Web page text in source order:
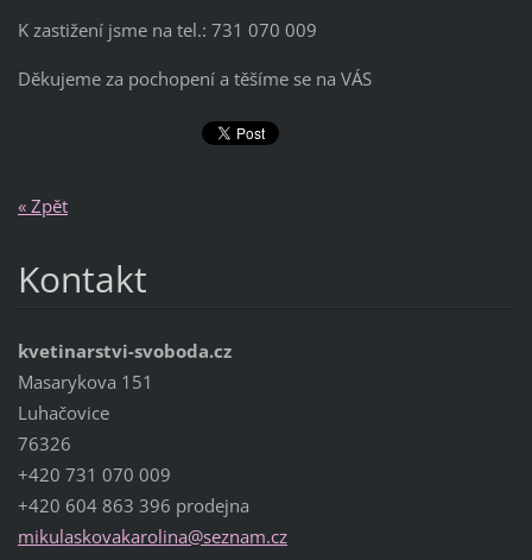
K zastižení jsme na tel.: 731 070 009
Děkujeme za pochopení a těšíme se na VÁS
« Zpět
Kontakt
kvetinarstvi-svoboda.cz
Masarykova 151
Luhačovice
76326
+420 731 070 009
+420 604 863 396 prodejna
mikulaskovakarolina@seznam.cz